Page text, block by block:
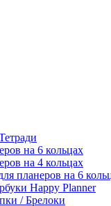
на 6 кольцах
на 4 кольцах
планеров на 6
Happy Planner
/ Брелоки